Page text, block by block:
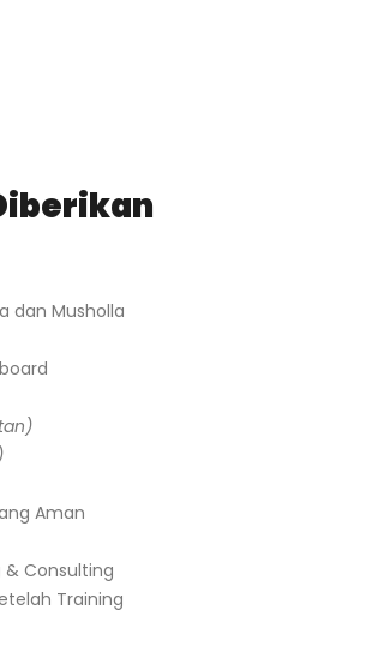
dan Musholla
Aman
& Consulting
Training